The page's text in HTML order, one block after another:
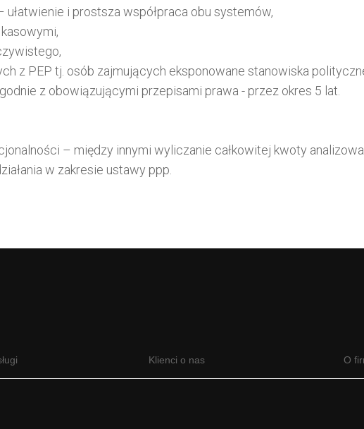
i prostsza współpraca obu systemów,
z PEP tj. osób zajmujących eksponowane stanowiska
z obowiązującymi przepisami prawa - przez okres 5 lat.
– między innymi wyliczanie całkowitej kwoty
w zakresie ustawy ppp.
Klienci o nas O